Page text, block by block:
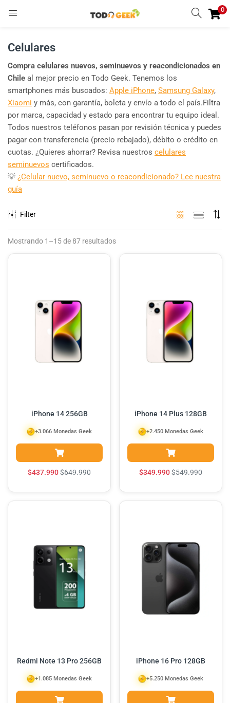
0
Celulares
Compra celulares nuevos, seminuevos y reacondicionados en
Chile al mejor precio en Todo Geek. Tenemos los
smartphones más buscados: Apple iPhone, Samsung Galaxy,
Xiaomi y más, con garantía, boleta y envío a todo el país.Filtra
por marca, capacidad y estado para encontrar tu equipo ideal.
Todos nuestros teléfonos pasan por revisión técnica y puedes
pagar con transferencia (precio rebajado), débito o crédito en
cuotas. ¿Quieres ahorrar? Revisa nuestros celulares
seminuevos certificados.
💡 ¿Celular nuevo, seminuevo o reacondicionado? Lee nuestra
guía
Filter
Mostrando 1–15 de 87 resultados
iPhone 14 256GB
$437.990$649.990
+3.066 Monedas Geek
iPhone 14 Plus 128GB
$349.990$549.990
+2.450 Monedas Geek
Redmi Note 13 Pro 256GB
+1.085 Monedas Geek
iPhone 16 Pro 128GB
+5.250 Monedas Geek
REGISTRARSE
Enter your username and password to login.
Remember me
Ingresar
Lost password?